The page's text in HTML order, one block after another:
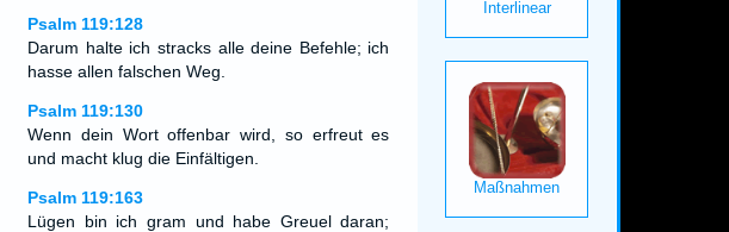
Psalm 119:128
Darum halte ich stracks alle deine Befehle; ich
hasse allen falschen Weg.
Psalm 119:130
Wenn dein Wort offenbar wird, so erfreut es
und macht klug die Einfältigen.
Psalm 119:163
Lügen bin ich gram und habe Greuel daran;